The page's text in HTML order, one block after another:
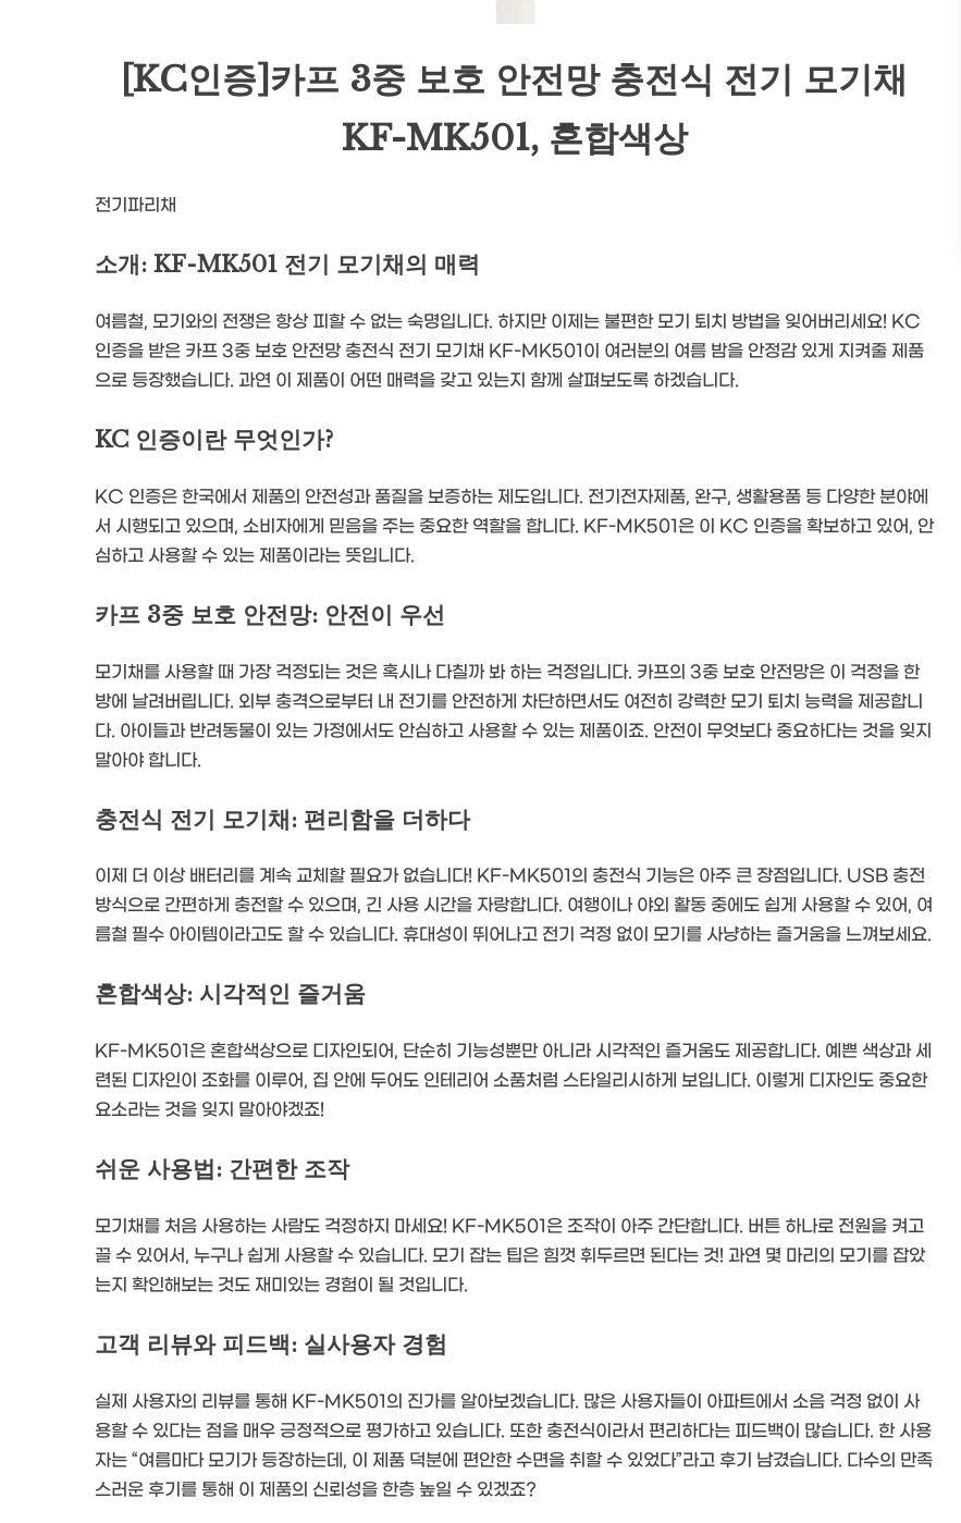
[KC인증]카프 3중 보호 안전망 충전식 전기 모기채
KF-MK501, 혼합색상
전기파리채
소개: KF-MK501 전기 모기채의 매력
여름철, 모기와의 전쟁은 항상 피할 수 없는 숙명입니다. 하지만 이제는 불편한 모기 퇴치 방법을 잊어버리세요! KC
인증을 받은 카프 3중 보호 안전망 충전식 전기 모기채 KF-MK501이 여러분의 여름 밤을 안정감 있게 지켜줄 제품
으로 등장했습니다. 과연 이 제품이 어떤 매력을 갖고 있는지 함께 살펴보도록 하겠습니다.
KC 인증이란 무엇인가?
KC 인증은 한국에서 제품의 안전성과 품질을 보증하는 제도입니다. 전기전자제품, 완구, 생활용품 등 다양한 분야에
서 시행되고 있으며, 소비자에게 믿음을 주는 중요한 역할을 합니다. KF-MK501은 이 KC 인증을 확보하고 있어, 안
심하고 사용할 수 있는 제품이라는 뜻입니다.
카프 3중 보호 안전망: 안전이 우선
모기채를 사용할 때 가장 걱정되는 것은 혹시나 다칠까 봐 하는 걱정입니다. 카프의 3중 보호 안전망은 이 걱정을 한
방에 날려버립니다. 외부 충격으로부터 내 전기를 안전하게 차단하면서도 여전히 강력한 모기 퇴치 능력을 제공합니
다. 아이들과 반려동물이 있는 가정에서도 안심하고 사용할 수 있는 제품이죠. 안전이 무엇보다 중요하다는 것을 잊지
말아야 합니다.
충전식 전기 모기채: 편리함을 더하다
이제 더 이상 배터리를 계속 교체할 필요가 없습니다! KF-MK501의 충전식 기능은 아주 큰 장점입니다. USB 충전
방식으로 간편하게 충전할 수 있으며, 긴 사용 시간을 자랑합니다. 여행이나 야외 활동 중에도 쉽게 사용할 수 있어, 여
름철 필수 아이템이라고도 할 수 있습니다. 휴대성이 뛰어나고 전기 걱정 없이 모기를 사냥하는 즐거움을 느껴보세요.
혼합색상: 시각적인 즐거움
KF-MK501은 혼합색상으로 디자인되어, 단순히 기능성뿐만 아니라 시각적인 즐거움도 제공합니다. 예쁜 색상과 세
련된 디자인이 조화를 이루어, 집 안에 두어도 인테리어 소품처럼 스타일리시하게 보입니다. 이렇게 디자인도 중요한
요소라는 것을 잊지 말아야겠죠!
쉬운 사용법: 간편한 조작
모기채를 처음 사용하는 사람도 걱정하지 마세요! KF-MK501은 조작이 아주 간단합니다. 버튼 하나로 전원을 켜고
끌 수 있어서, 누구나 쉽게 사용할 수 있습니다. 모기 잡는 팁은 힘껏 휘두르면 된다는 것! 과연 몇 마리의 모기를 잡았
는지 확인해보는 것도 재미있는 경험이 될 것입니다.
고객 리뷰와 피드백: 실사용자 경험
실제 사용자의 리뷰를 통해 KF-MK501의 진가를 알아보겠습니다. 많은 사용자들이 아파트에서 소음 걱정 없이 사
용할 수 있다는 점을 매우 긍정적으로 평가하고 있습니다. 또한 충전식이라서 편리하다는 피드백이 많습니다. 한 사용
자는 “여름마다 모기가 등장하는데, 이 제품 덕분에 편안한 수면을 취할 수 있었다”라고 후기 남겼습니다. 다수의 만족
스러운 후기를 통해 이 제품의 신뢰성을 한층 높일 수 있겠죠?